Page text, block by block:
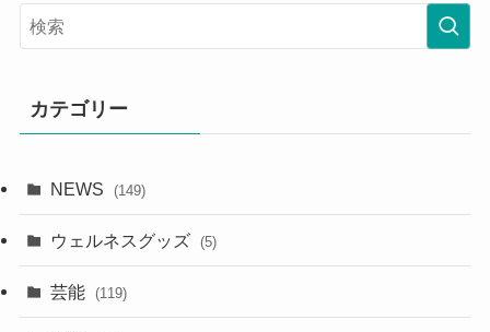
カテゴリー
NEWS (149)
ウェルネスグッズ (5)
芸能 (119)